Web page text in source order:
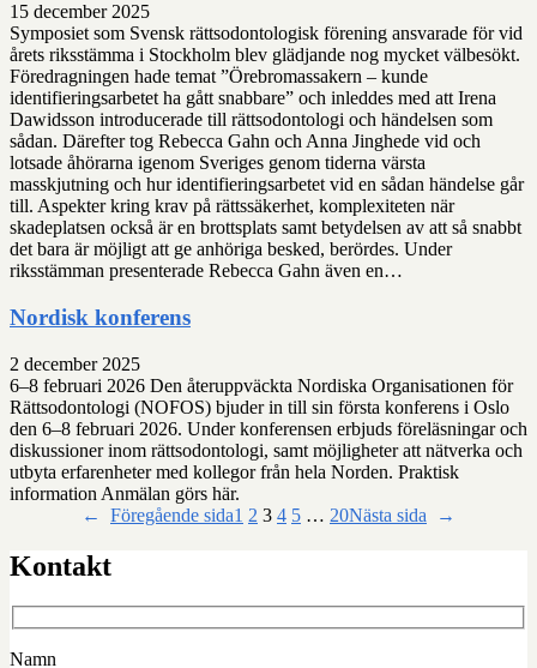
15 december 2025
Symposiet som Svensk rättsodontologisk förening ansvarade för vid
årets riksstämma i Stockholm blev glädjande nog mycket välbesökt.
Föredragningen hade temat ”Örebromassakern – kunde
identifieringsarbetet ha gått snabbare” och inleddes med att Irena
Dawidsson introducerade till rättsodontologi och händelsen som
sådan. Därefter tog Rebecca Gahn och Anna Jinghede vid och
lotsade åhörarna igenom Sveriges genom tiderna värsta
masskjutning och hur identifieringsarbetet vid en sådan händelse går
till. Aspekter kring krav på rättssäkerhet, komplexiteten när
skadeplatsen också är en brottsplats samt betydelsen av att så snabbt
det bara är möjligt att ge anhöriga besked, berördes. Under
riksstämman presenterade Rebecca Gahn även en…
Nordisk konferens
2 december 2025
6–8 februari 2026 Den återuppväckta Nordiska Organisationen för
Rättsodontologi (NOFOS) bjuder in till sin första konferens i Oslo
den 6–8 februari 2026. Under konferensen erbjuds föreläsningar och
diskussioner inom rättsodontologi, samt möjligheter att nätverka och
utbyta erfarenheter med kollegor från hela Norden. Praktisk
information Anmälan görs här.
←
Föregående sida1 2 3 4 5 … 20Nästa sida →
Kontakt
Namn